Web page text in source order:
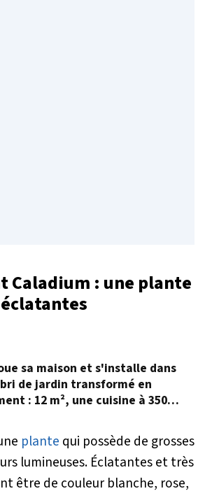
Caladium : une plante
sa maison et s'installe dans
de jardin transformé en
: 12 m², une cuisine à 350
plante qui possède de grosses
lumineuses. Éclatantes et très
être de couleur blanche, rose,